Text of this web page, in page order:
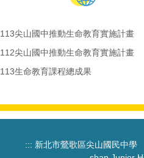
113尖山國中推動生命教育實施計畫
112尖山國中推動生命教育實施計畫
113生命教育課程總成果
::: 新北市鶯歌區尖山國民中